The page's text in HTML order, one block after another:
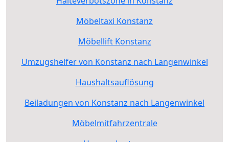
Möbeltaxi Konstanz
Möbellift Konstanz
Umzugshelfer von Konstanz nach Langenwinkel
Haushaltsauflösung
Beiladungen von Konstanz nach Langenwinkel
Möbelmitfahrzentrale